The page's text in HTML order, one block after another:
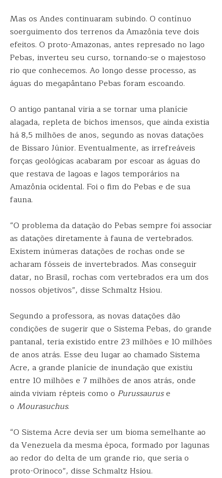
Mas os Andes continuaram subindo. O contínuo
soerguimento dos terrenos da Amazônia teve dois
efeitos. O proto-Amazonas, antes represado no lago
Pebas, inverteu seu curso, tornando-se o majestoso
rio que conhecemos. Ao longo desse processo, as
águas do megapântano Pebas foram escoando.
O antigo pantanal viria a se tornar uma planície
alagada, repleta de bichos imensos, que ainda existia
há 8,5 milhões de anos, segundo as novas datações
de Bissaro Júnior. Eventualmente, as irrefreáveis
forças geológicas acabaram por escoar as águas do
que restava de lagoas e lagos temporários na
Amazônia ocidental. Foi o fim do Pebas e de sua
fauna.
“O problema da datação do Pebas sempre foi associar
as datações diretamente à fauna de vertebrados.
Existem inúmeras datações de rochas onde se
acharam fósseis de invertebrados. Mas conseguir
datar, no Brasil, rochas com vertebrados era um dos
nossos objetivos”, disse Schmaltz Hsiou.
Segundo a professora, as novas datações dão
condições de sugerir que o Sistema Pebas, do grande
pantanal, teria existido entre 23 milhões e 10 milhões
de anos atrás. Esse deu lugar ao chamado Sistema
Acre, a grande planície de inundação que existiu
entre 10 milhões e 7 milhões de anos atrás, onde
ainda viviam répteis como o Purussauruse
o Mourasuchus.
“O Sistema Acre devia ser um bioma semelhante ao
da Venezuela da mesma época, formado por lagunas
ao redor do delta de um grande rio, que seria o
proto-Orinoco”, disse Schmaltz Hsiou.